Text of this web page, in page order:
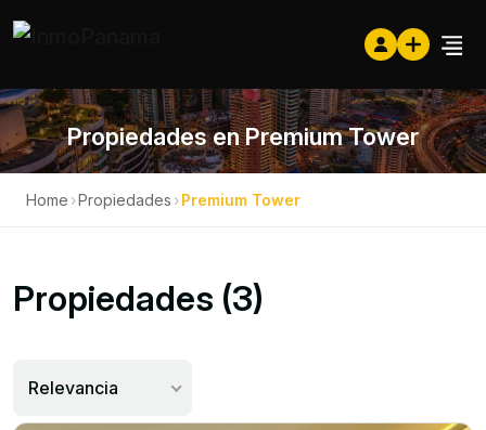
Propiedades en Premium Tower
Home ›Propiedades ›Premium Tower
Propiedades (3)
Relevancia